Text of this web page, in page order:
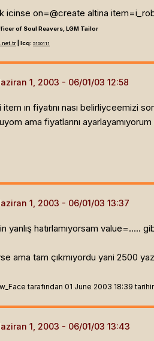
icinse on=@create altina
of Soul Reavers, LGM Tailor
| Icq: 5100111
1, 2003
item ın fiyatını nası belirliyceemizi
ama fiyatlarını
1, 2003
yanlış hatırlamıyorsam value=.....
ama tam çıkmıyordu yani 2500
tarafından 01 June 2003 18:39
1, 2003